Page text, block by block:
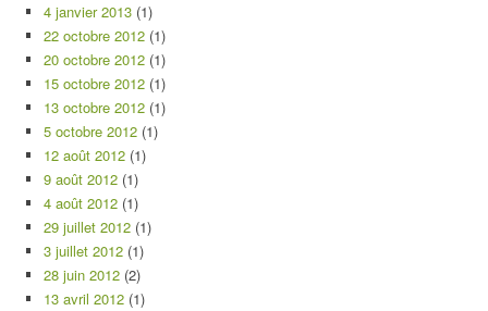
4 janvier 2013 (1)
22 octobre 2012 (1)
20 octobre 2012 (1)
15 octobre 2012 (1)
13 octobre 2012 (1)
5 octobre 2012 (1)
12 août 2012 (1)
9 août 2012 (1)
4 août 2012 (1)
29 juillet 2012 (1)
3 juillet 2012 (1)
28 juin 2012 (2)
13 avril 2012 (1)